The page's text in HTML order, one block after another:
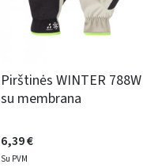
Pirštinės WINTER 788W
su membrana
6,39 €
Su PVM